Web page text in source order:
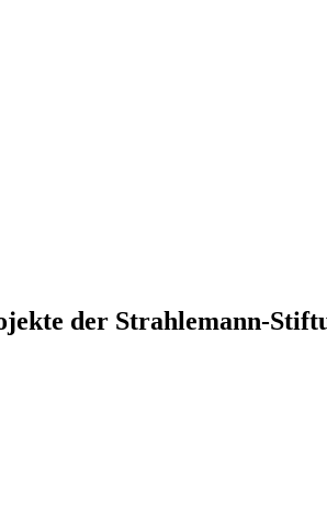
der Strahlemann-